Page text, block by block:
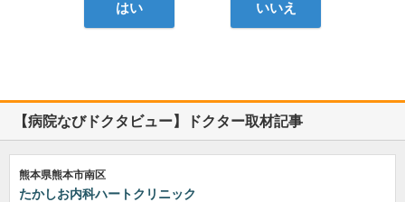
はい いいえ
【病院なびドクタビュー】ドクター取材記事
熊本県熊本市南区
たかしお内科ハートクリニック